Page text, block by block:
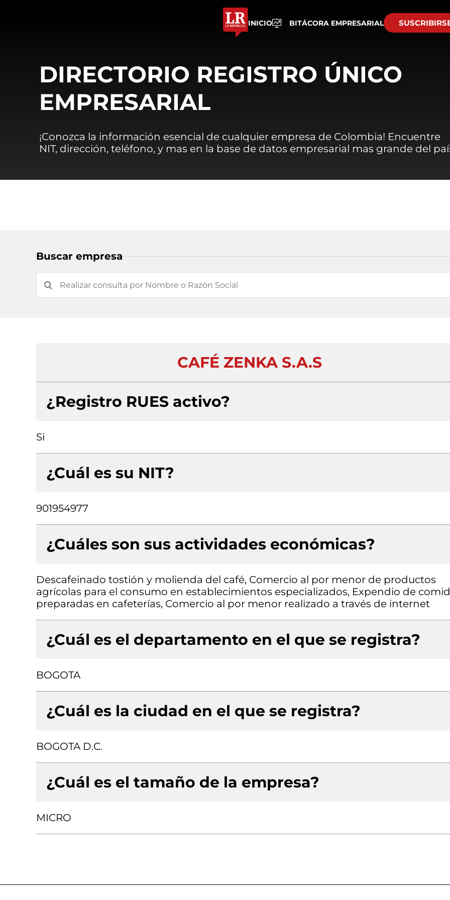
INICIO BITÁCORA EMPRESARIAL
DIRECTORIO REGISTRO ÚNICO
EMPRESARIAL
¡Conozca la información esencial de cualquier empresa de Colombia! Encuentre
NIT, dirección, teléfono, y mas en la base de datos empresarial mas grande del
Buscar empresa
CAFÉ ZENKA S.A.S
¿Registro RUES activo?
Si
¿Cuál es su NIT?
901954977
¿Cuáles son sus actividades económicas?
Descafeinado tostión y molienda del café, Comercio al por menor de productos
agrícolas para el consumo en establecimientos especializados, Expendio de
preparadas en cafeterías, Comercio al por menor realizado a través de internet
¿Cuál es el departamento en el que se registra?
BOGOTA
¿Cuál es la ciudad en el que se registra?
BOGOTA D.C.
¿Cuál es el tamaño de la empresa?
MICRO